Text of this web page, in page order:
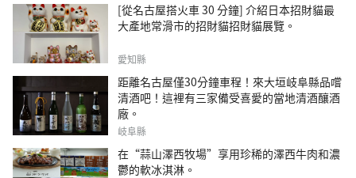
[從名古屋搭火車 30 分鐘] 介紹日本招財貓最
大產地常滑市的招財貓招財貓展覽。
愛知縣
距離名古屋僅30分鐘車程！來大垣岐阜縣品嚐
清酒吧！這裡有三家備受喜愛的當地清酒釀酒
廠。
岐阜縣
在“蒜山澤西牧場”享用珍稀的澤西牛肉和濃
鬱的軟冰淇淋。